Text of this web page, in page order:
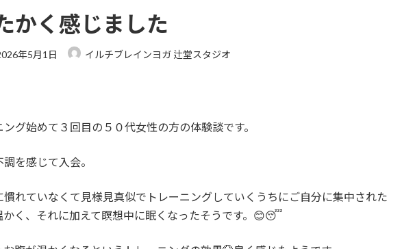
かく感じました
年5月1日 イルチブレインヨガ 辻堂スタジオ
グ始めて３回目の５０代女性の方の体験談です。
を感じて入会。
慣れていなくて見様見真似でトレーニングしていくうちにご自分に集中された
かく、それに加えて瞑想中に眠くなったそうです。😊😴